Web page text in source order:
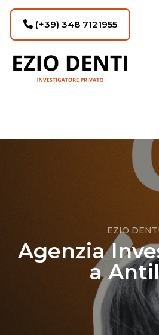
(+39) 348 7121955
EZIO DENTI
Agenzia
a